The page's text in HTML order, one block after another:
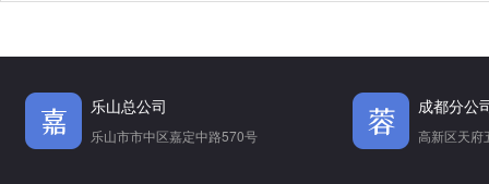
乐山总公司
乐山市市中区嘉定中路570号
成都分公
高新区天府